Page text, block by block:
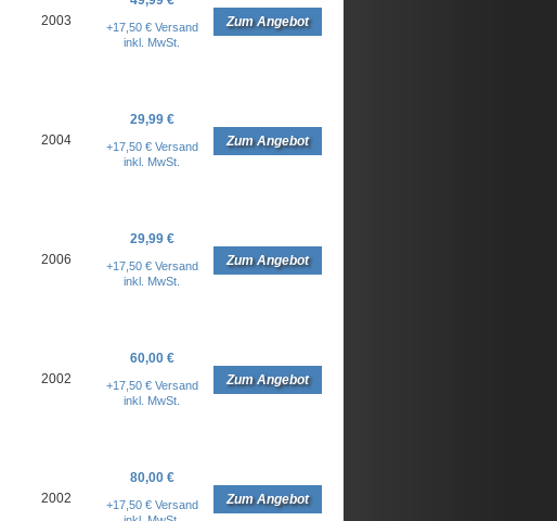
2003
+17,50 € Versand
inkl. MwSt.
Zum Angebot
2004
29,99 €
+17,50 € Versand
inkl. MwSt.
Zum Angebot
2006
29,99 €
+17,50 € Versand
inkl. MwSt.
Zum Angebot
2002
60,00 €
+17,50 € Versand
inkl. MwSt.
Zum Angebot
2002
80,00 €
+17,50 € Versand
Zum Angebot